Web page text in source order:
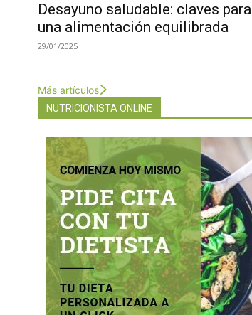
Desayuno saludable: claves para
una alimentación equilibrada
29/01/2025
Más artículos
NUTRICIONISTA ONLINE